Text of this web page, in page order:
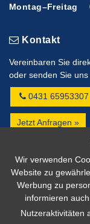
Montag–Freitag
Kontakt
Vereinbaren Sie
oder senden Sie uns
0431 65953307
Jetzt Anfragen »
Impressum
Datenschutz
Wir verwenden
Website zu
Werbung zu
informieren
Nutzeraktivitäten